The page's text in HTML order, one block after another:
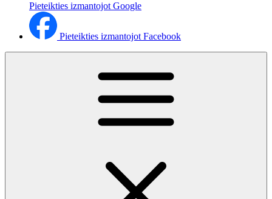
Pieteikties izmantojot Google
Pieteikties izmantojot Facebook